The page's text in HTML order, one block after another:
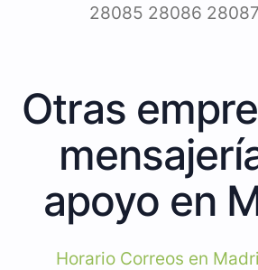
28085 28086
Otras
apoyo en
Horario Correos en